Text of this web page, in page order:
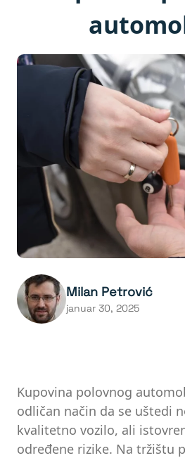
Milan Petrović
januar 30, 2025
Kupovina polovnog
odličan način da se uštedi
kvalitetno vozilo, ali
određene rizike. Na tržištu